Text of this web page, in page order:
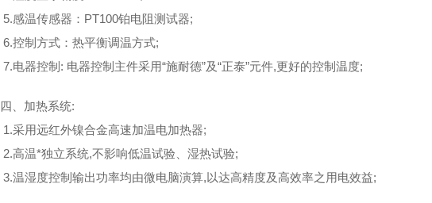
5.感温传感器：PT100铂电阻测试器;
6.控制方式：热平衡调温方式;
7.电器控制: 电器控制主件采用“施耐德”及“正泰”元件,更好的控制温度;
四、加热系统:
1.采用远红外镍合金高速加温电加热器;
2.高温*独立系统,不影响低温试验、湿热试验;
3.温湿度控制输出功率均由微电脑演算,以达高精度及高效率之用电效益;